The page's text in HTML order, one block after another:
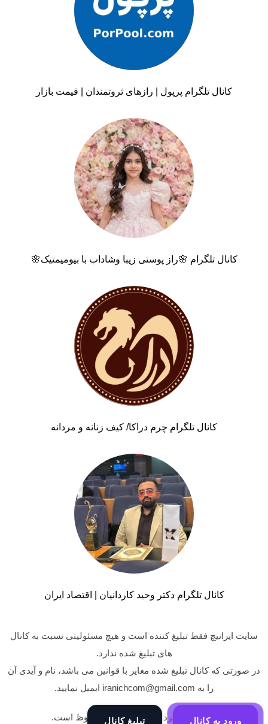
کانال تلگرام پرپول | رازهای ثروتمندان | قیمت بازار
کانال تلگرام 🌸راز پوستی زیبا وشاداب با بیومیمتیک🌸
کانال تلگرام چرم دراکا/ کیف زنانه و مردانه
کانال تلگرام دکتر وحید کاردانیان | اقتصاد ایران
سایت ایرانیچ فقط تبلیغ کننده است و هیچ مسئولیتی نسبت به کانال
های تبلیغ شده ندارد.
در صورتی که کانال تبلیغ شده مغایر با قوانین می باشد، نام و آیدی آن
را به iranichcom@gmail.com ایمیل نمایید.
کلیه حقوق نزد وبسایت ایرانیچ محفوظ است.ورود به کانال تبلیغ کانال